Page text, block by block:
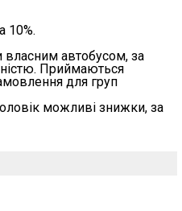
10%.
власним автобусом, за
Приймаються
для груп
можливі знижки, за